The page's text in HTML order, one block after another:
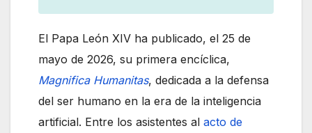
El Papa León XIV ha publicado, el 25 de
mayo de 2026, su primera encíclica,
Magnifica Humanitas, dedicada a la defensa
del ser humano en la era de la inteligencia
artificial. Entre los asistentes al acto de